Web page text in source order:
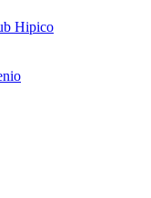
Hipico